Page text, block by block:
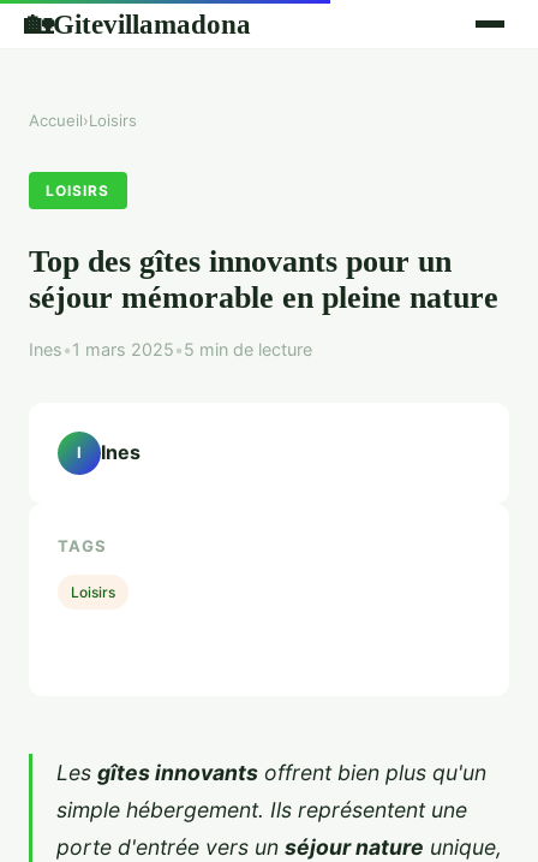
🏡Gitevillamadona
Accueil›Loisirs
LOISIRS
Top des gîtes innovants pour un
séjour mémorable en pleine nature
Ines•1 mars 2025•5 min de lecture
Les gîtes innovants offrent bien plus qu'un
simple hébergement. Ils représentent une
porte d'entrée vers un séjour nature unique,
I Ines
TAGS
Loisirs